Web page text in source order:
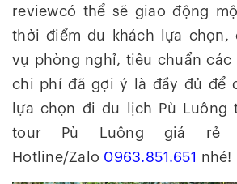
reviewcó thể sẽ giao động
thời điểm du khách lựa chọn,
vụ phòng nghỉ, tiêu chuẩn các
chi phí đã gợi ý là đầy đủ để
lựa chọn đi du lịch Pù Luông
tour Pù Luông giá rẻ
Hotline/Zalo 0963.851.651 nhé!